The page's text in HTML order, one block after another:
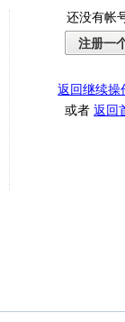
还没有帐
注册一
返回继续操
或者返回